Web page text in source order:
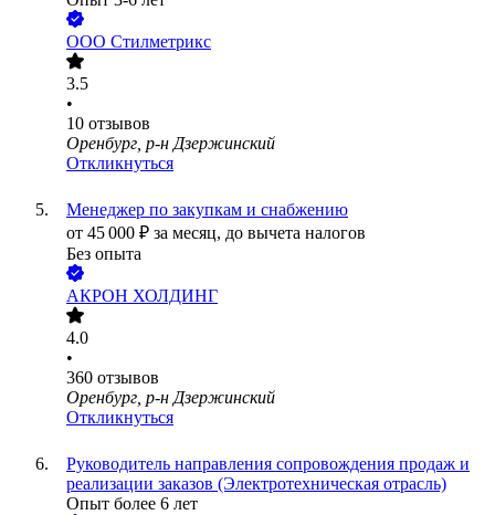
ООО Стилметрикс
3.5
•
10 отзывов
Оренбург, р-н Дзержинский
Откликнуться
Менеджер по закупкам и снабжению
от 45 000 ₽ за месяц, до вычета налогов
Без опыта
АКРОН ХОЛДИНГ
4.0
•
360 отзывов
Оренбург, р-н Дзержинский
Откликнуться
Руководитель направления сопровождения продаж и
реализации заказов (Электротехническая отрасль)
Опыт более 6 лет